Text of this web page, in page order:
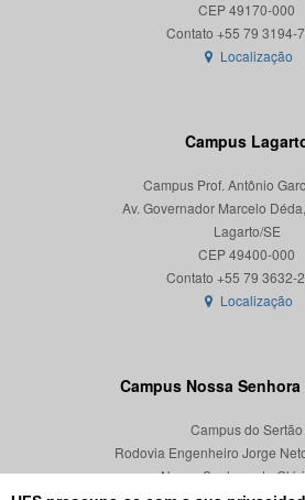
CEP 49170-000
Localização
Campus
Campus Prof. Antônio
Av. Governador Marcelo
Lagarto/SE
CEP 49400-000
Localização
Campus Nossa
Campus do Sertão
Rodovia Engenheiro Jorge
Nossa Senhora da